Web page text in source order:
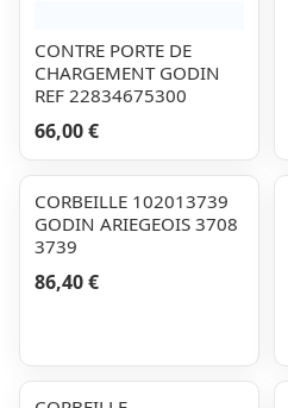
CONTRE PORTE DE
CHARGEMENT GODIN
REF 22834675300
66,00 €
CORBEILLE 102013739
GODIN ARIEGEOIS 3708
3739
86,40 €